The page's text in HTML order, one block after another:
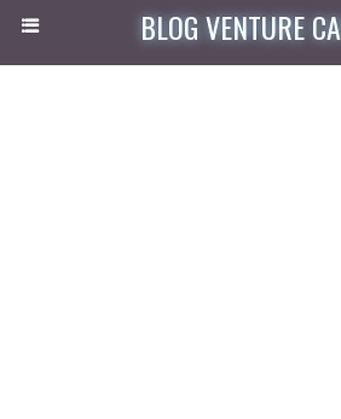
BLOG VENTURE